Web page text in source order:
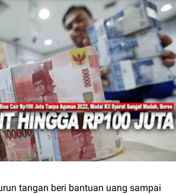
tangan beri bantuan uang sampai